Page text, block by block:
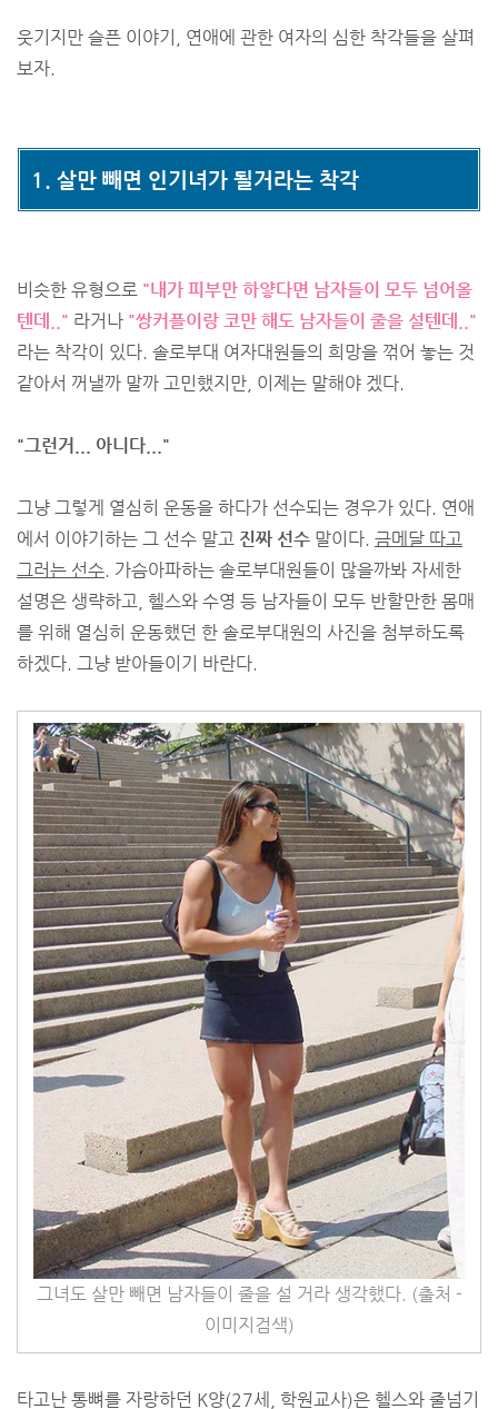
웃기지만 슬픈 이야기, 연애에 관한 여자의 심한 착각들을 살펴
보자.
1. 살만 빼면 인기녀가 될거라는 착각
비슷한 유형으로 "내가 피부만 하얗다면 남자들이 모두 넘어올
텐데.." 라거나 "쌍커플이랑 코만 해도 남자들이 줄을 설텐데.."
라는 착각이 있다. 솔로부대 여자대원들의 희망을 꺾어 놓는 것
같아서 꺼낼까 말까 고민했지만, 이제는 말해야 겠다.
"그런거... 아니다..."
그냥 그렇게 열심히 운동을 하다가 선수되는 경우가 있다. 연애
에서 이야기하는 그 선수 말고 진짜 선수 말이다. 금메달 따고
그러는 선수. 가슴아파하는 솔로부대원들이 많을까봐 자세한
설명은 생략하고, 헬스와 수영 등 남자들이 모두 반할만한 몸매
를 위해 열심히 운동했던 한 솔로부대원의 사진을 첨부하도록
하겠다. 그냥 받아들이기 바란다.
그녀도 살만 빼면 남자들이 줄을 설 거라 생각했다. (출처 -
이미지검색)
타고난 통뼈를 자랑하던 K양(27세, 학원교사)은 헬스와 줄넘기